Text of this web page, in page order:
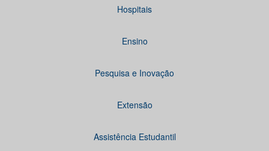
Hospitais
Ensino
Pesquisa e Inovação
Extensão
Assistência Estudantil